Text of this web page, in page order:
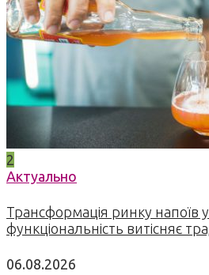
2
Актуально
Трансформація ринку напоїв
функціональність витісняє
06.08.2026